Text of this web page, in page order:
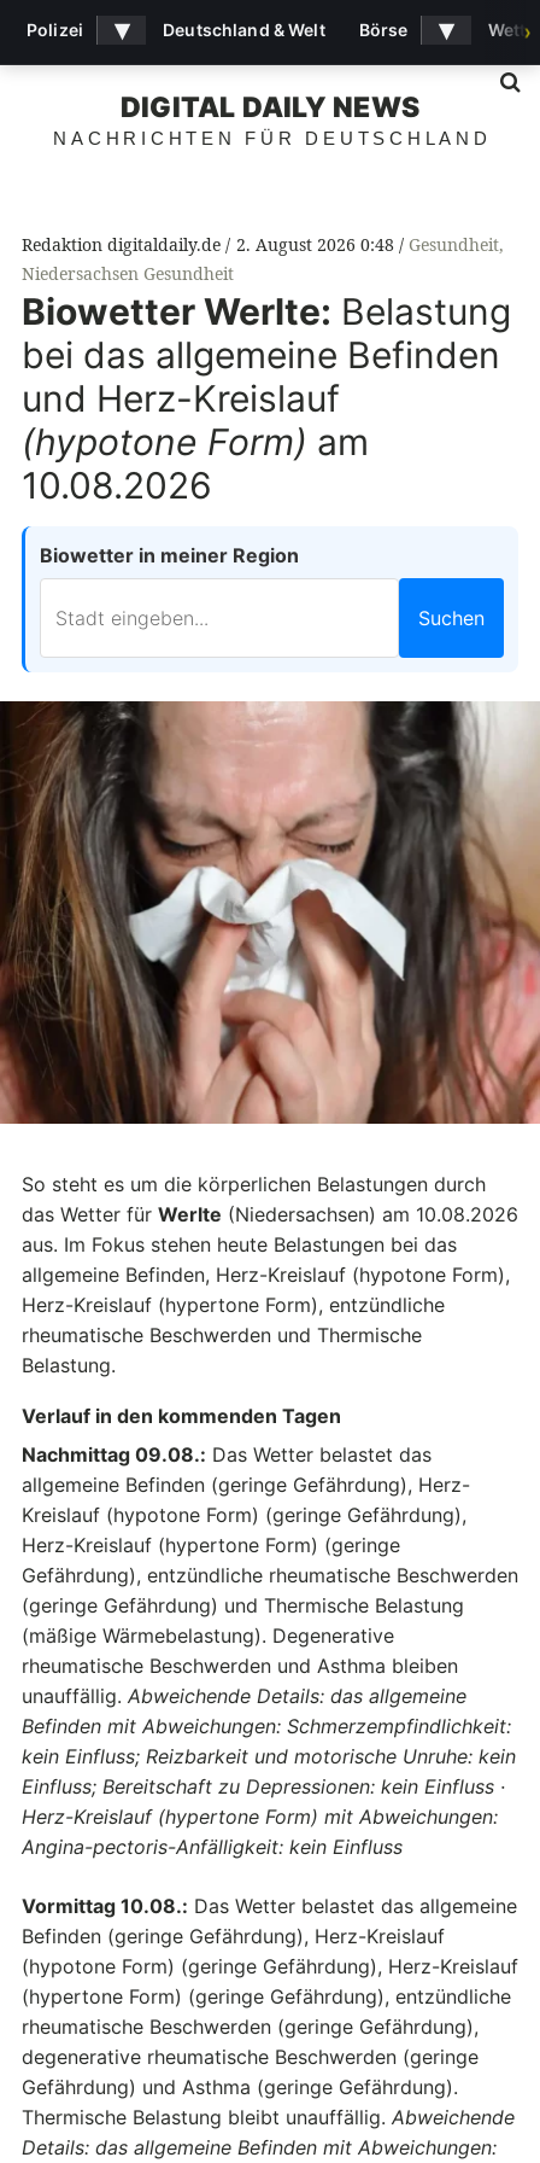
DIGITAL DAILY NEWS
NACHRICHTEN FÜR DEUTSCHLAND
Redaktion digitaldaily.de 2. August 2026 0:48 Gesundheit,
Niedersachsen Gesundheit
Biowetter Werlte: Belastung
bei das allgemeine Befinden
und Herz-Kreislauf
(hypotone Form) am
10.08.2026
Biowetter in meiner Region
Suchen
So steht es um die körperlichen Belastungen durch
das Wetter für Werlte (Niedersachsen) am 10.08.2026
aus. Im Fokus stehen heute Belastungen bei das
allgemeine Befinden, Herz-Kreislauf (hypotone Form),
Herz-Kreislauf (hypertone Form), entzündliche
rheumatische Beschwerden und Thermische
Belastung.
Verlauf in den kommenden Tagen
Nachmittag 09.08.: Das Wetter belastet das
allgemeine Befinden (geringe Gefährdung), Herz-
Kreislauf (hypotone Form) (geringe Gefährdung),
Herz-Kreislauf (hypertone Form) (geringe
Gefährdung), entzündliche rheumatische Beschwerden
(geringe Gefährdung) und Thermische Belastung
(mäßige Wärmebelastung). Degenerative
rheumatische Beschwerden und Asthma bleiben
unauffällig. Abweichende Details: das allgemeine
Befinden mit Abweichungen: Schmerzempfindlichkeit:
kein Einfluss; Reizbarkeit und motorische Unruhe: kein
Einfluss; Bereitschaft zu Depressionen: kein Einfluss ·
Herz-Kreislauf (hypertone Form) mit Abweichungen:
Angina-pectoris-Anfälligkeit: kein Einfluss
Vormittag 10.08.: Das Wetter belastet das allgemeine
Befinden (geringe Gefährdung), Herz-Kreislauf
(hypotone Form) (geringe Gefährdung), Herz-Kreislauf
(hypertone Form) (geringe Gefährdung), entzündliche
rheumatische Beschwerden (geringe Gefährdung),
degenerative rheumatische Beschwerden (geringe
Gefährdung) und Asthma (geringe Gefährdung).
Thermische Belastung bleibt unauffällig. Abweichende
Details: das allgemeine Befinden mit Abweichungen:
Polizei ▾ Deutschland & Welt Börse ▾ ›